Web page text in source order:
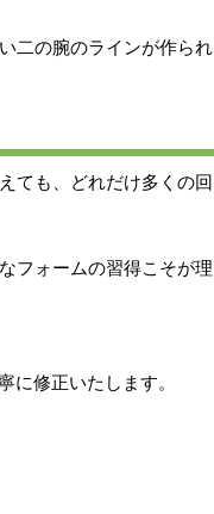
二の腕のラインが作られ
ても、どれだけ多くの回
フォームの習得こそが理
に修正いたします。